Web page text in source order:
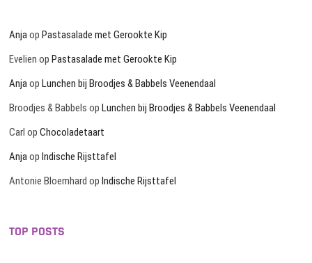
Anja opPastasalade met Gerookte Kip
Evelien opPastasalade met Gerookte Kip
Anja opLunchen bij Broodjes & Babbels Veenendaal
Broodjes & Babbels opLunchen bij Broodjes & Babbels Veenendaal
Carl opChocoladetaart
Anja opIndische Rijsttafel
Antonie Bloemhard opIndische Rijsttafel
TOP POSTS